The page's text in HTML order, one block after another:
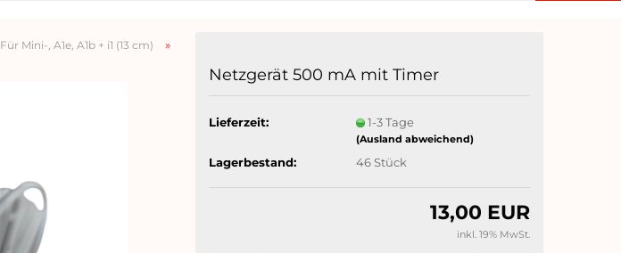
Für Mini-, A1e, A1b + i1 (13 cm) »
Netzgerät 500 mA mit Timer
Lieferzeit: 1-3 Tage
(Ausland abweichend)
Lagerbestand: 46Stück
13,00 EUR
inkl. 19% MwSt.